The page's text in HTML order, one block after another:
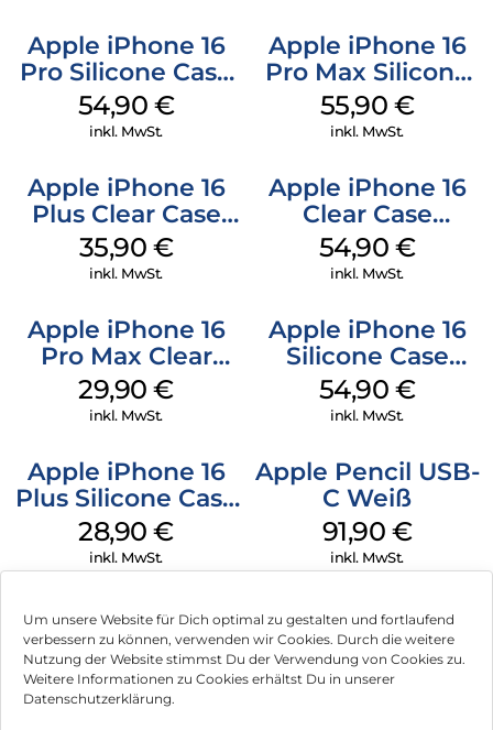
Um unsere Website für Dich optimal zu gestalten und fortlaufend
verbessern zu können, verwenden wir Cookies. Durch die weitere
Nutzung der Website stimmst Du der Verwendung von Cookies zu.
Weitere Informationen zu Cookies erhältst Du in unserer
Datenschutzerklärung.
Apple iPhone 16
Pro Silicone Case
MagSafe Black
54,90 €
inkl. MwSt.
Apple iPhone 16
Pro Max Silicone
Case MagSafe
Stone Gray
55,90 €
inkl. MwSt.
Apple iPhone 16
Plus Clear Case
MagSafe
Transparent
35,90 €
inkl. MwSt.
Apple iPhone 16
Clear Case
MagSafe
Transparent
54,90 €
inkl. MwSt.
Apple iPhone 16
Pro Max Clear
Case MagSafe
Transparent
29,90€
inkl. MwSt.
Apple iPhone 16
Silicone Case
MagSafe Lake
Green
54,90 €
inkl. MwSt.
Apple iPhone 16
Plus Silicone Case
MagSafe Black
28,90€
inkl. MwSt.
Apple Pencil USB-
C Weiß
91,90 €
inkl. MwSt.
Impressum